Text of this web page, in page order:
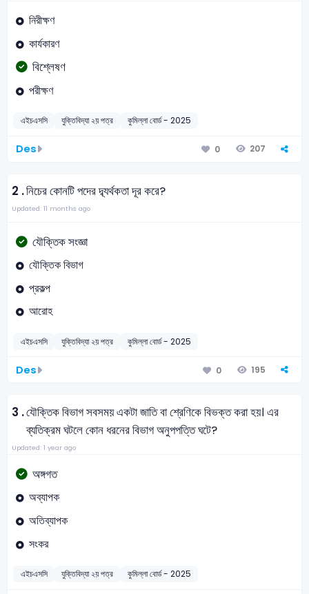
নিরীক্ষণ
কার্যকারণ
বিশ্লেষণ
পরীক্ষণ
এইচএসসি যুক্তিবিদ্যা ২য় পত্র কুমিল্লা বোর্ড - 2025
Des 0 207
2 .নিচের কোনটি পদের দ্ব্যর্থকতা দূর করে?
Updated: 11 months ago
যৌক্তিক সংজ্ঞা
যৌক্তিক বিভাগ
প্রকল্প
আরোহ
এইচএসসি যুক্তিবিদ্যা ২য় পত্র কুমিল্লা বোর্ড - 2025
Des 0 195
3 .যৌক্তিক বিভাগ সবসময় একটা জাতি বা শ্রেণিকে বিভক্ত করা হয়। এর
ব্যতিক্রম ঘটলে কোন ধরনের বিভাগ অনুপপত্তি ঘটে?
Updated: 1 year ago
অঙ্গগত
অব্যাপক
অতিব্যাপক
সংকর
এইচএসসি যুক্তিবিদ্যা ২য় পত্র কুমিল্লা বোর্ড - 2025